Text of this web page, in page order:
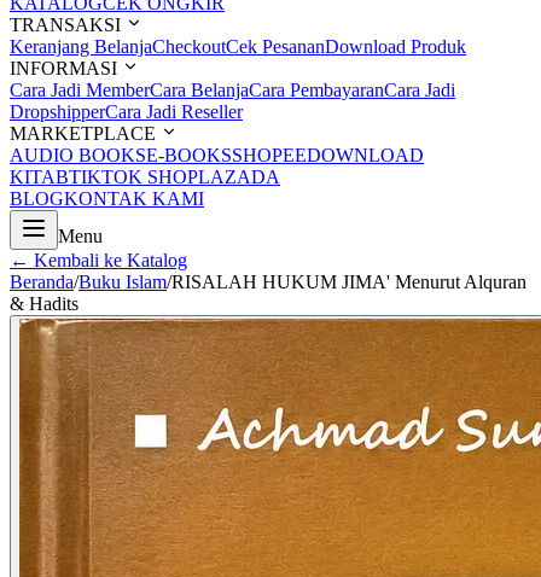
TRANSAKSI
Keranjang BelanjaCheckoutCek PesananDownload Produk
INFORMASI
Cara Jadi MemberCara BelanjaCara PembayaranCara Jadi
DropshipperCara Jadi Reseller
MARKETPLACE
AUDIO BOOKSE-BOOKSSHOPEEDOWNLOAD
KITABTIKTOK SHOPLAZADA
BLOGKONTAK KAMI
Menu
← Kembali ke Katalog
Beranda/Buku Islam/RISALAH HUKUM JIMA' Menurut Alquran
& Hadits